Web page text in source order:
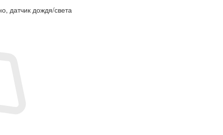
датчик дождя/света